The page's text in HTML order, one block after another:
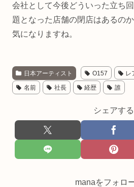
会社として今後どういった立ち
題となった店舗の閉店はあるの
気になりますね。
日本アーティスト O157 レ
名前 社長 経歴 誰
シェアする
manaをフォロ